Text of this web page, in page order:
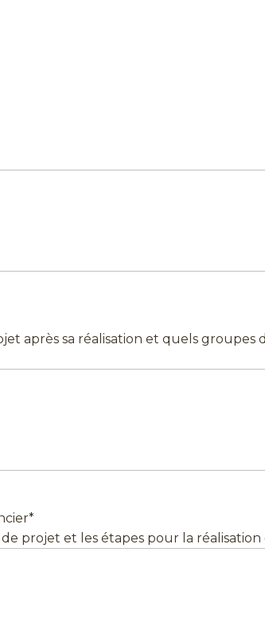
après sa réalisation et quels
*
projet et les étapes pour la